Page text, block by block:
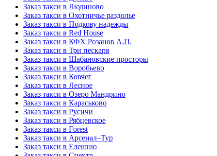
Заказ такси в Людиново
Заказ такси в Охотничье раздолье
Заказ такси в Подкову надежды
Заказ такси в Red Hоusе
Заказ такси в КФХ Розанов А.П.
Заказ такси в Три пескаря
Заказ такси в Шабановские просторы
Заказ такси в Воробьево
Заказ такси в Ковчег
Заказ такси в Лесное
Заказ такси в Озеро Мандрино
Заказ такси в Караськово
Заказ такси в Русичи
Заказ такси в Рябцевское
Заказ такси в Forest
Заказ такси в Арсенал–Тур
Заказ такси в Елешню